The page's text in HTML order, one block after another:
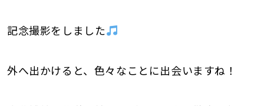
記念撮影をしました
外へ出かけると、色々なことに出会いますね！